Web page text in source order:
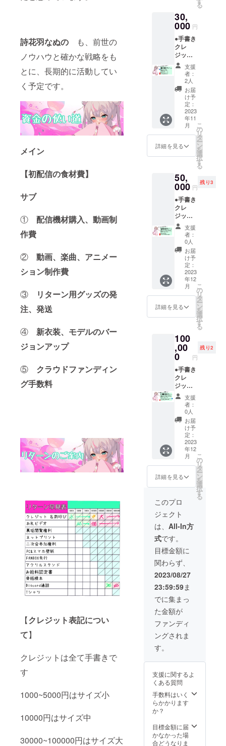
詩花羽なぬの
も、前世の
ノウハウと確かな戦略をも
とに、長期的に活動してい
く予定です。
メイン
【初配信の食材費】
サブ
① 配信機材購入、動画制
作費
② 動画、楽曲、アニメー
ション制作費
③
リターン用グッズの発
注、発送
④ 新衣装、モデルのバー
ジョンアップ
⑤ クラウドファンディン
グ手数料
【クレジット表記につい
て】
クレジットは全て手書きで
す
1000~5000円はサイズ小
10000円はサイズ中
30000~100000円はサイズ大
のプラ
ンとな
りま
す。ご
了承下
さい。
●詩花羽
なぬの
の裏垢
閲覧権
利 鍵の
かかっ
たなぬ
ののア
カウン
す。表
のアカ
えない
個人的
なつぶ
やき
や、活
動の進
捗など
少し特
別な情
報が
ゲット
できま
す。ア
ダルト
ありま
せん。
でお礼
いたし
●お礼動
画 動画
は5分程
度で
す。 支
援額
3000~5
000円の
プラン
は共通
の内容
となっ
ており
ます。
の場
合、
10000
円以上
のプラ
ンとな
りま
す。ご
了承下
さい。
●詩花羽
なぬの
の裏垢
閲覧権
利 鍵の
たなぬ
ののア
す。表
のアカ
ウント
では言
えない
個人的
なつぶ
やき
や、活
動の進
捗など
少し特
別な情
報が
ゲット
できま
ダルト
コンテ
ありま
せん。
●立ち絵
ネット
ト 立ち
絵とロ
ゴの画
像に手
書きサ
インを
添え
て、セ
ブンイ
レブン
のコ
ピー機
で印刷
をメー
ルでお
送りし
ます。
※コピー
代が別
す。ご
了承下
を呼ば
せてい
ただき
ます。
希望さ
れるお
名前(PN
可)を備
考欄に
ご記入
くださ
い。 希
望され
ない場
合は
匿名
とご記
でお礼
いたし
●お礼動
画 動画
は5分程
度で
す。 支
援者様
ごとに
個別の
動画を
送らせ
ていた
だきま
す。
3000~5
000円プ
メッ
セージ
動画は
せん。
●詩花羽
なぬの
の裏垢
閲覧権
利 鍵の
かかっ
たなぬ
ののア
カウン
トで
す。表
のアカ
ウント
個人的
やき
や、活
捗など
少し特
別な情
報が
ゲット
す。ア
ダルト
ンツは
ありま
●立ち絵
ト 立ち
絵とロ
ゴの画
像に手
書きサ
インを
ブンイ
レブン
のコ
る
30,
000 円
●手書き
クレ
ジット
表記(大)
お名前
呼び 初
配信に
て支援
者様一
覧にお
名前を
手書き
で表記
いたし
ます。
を呼ば
せてい
ただき
ます。
希望さ
れるお
名前(PN
可)を備
考欄に
ご記入
くださ
い。 希
望され
ない場
合は
匿名
とご記
でお礼
いたし
ます。
●お礼動
画 動画
は5分程
度で
す。 支
援者様
ごとに
個別の
動画を
送らせ
ていた
だきま
す。
3000~5
000円プ
メッ
動画は
付きま
せん。
●詩花羽
なぬの
の裏垢
閲覧権
利 鍵の
たなぬ
ののア
カウン
トで
す。表
のアカ
ウント
個人的
なつぶ
やき
や、活
動の進
捗など
報が
ゲット
できま
支援
者：
2人
お届
け予
定：
2023
年11
月
詳細を見る
こ
の
リ
タ
ー
ン
を
選
択
す
る
50,
000 円
残り3
●手書き
クレ
ジット
表記(大)
お名前
呼び 初
配信に
て支援
者様一
覧にお
名前を
手書き
で表記
いたし
ます。
を呼ば
せてい
ただき
ます。
希望さ
れるお
名前(PN
可)を備
考欄に
ご記入
くださ
い。 希
望され
ない場
合は
匿名
とご記
入くだ
さい。
でお礼
いたし
ます。
●お礼動
画 動画
は5分程
度で
す。 支
援者様
ごとに
個別の
動画を
送らせ
ていた
だきま
す。
3000~5
000円プ
メッ
動画は
付きま
せん。
●詩花羽
閲覧権
利 鍵の
かかっ
支援
者：
0人
お届
け予
定：
2023
年12
月
詳細を見る
こ
の
リ
タ
ー
ン
を
選
択
す
る
100
,00
0 円
残り2
●手書き
クレ
ジット
表記(大)
お名前
呼び 初
配信に
て支援
者様一
覧にお
名前を
手書き
で表記
いたし
ます。
お名前
を呼ば
せてい
ただき
ます。
希望さ
れるお
名前(PN
可)を備
考欄に
ご記入
くださ
い。 希
望され
ない場
合は
匿名
とご記
メール
●お礼動
画 動画
は5分程
度で
ごとに
個別の
動画を
支援
者：
0人
お届
け予
定：
2023
年12
月
詳細を見る
こ
の
リ
タ
ー
ン
を
選
択
す
る
このプロ
ジェクト
は、 All-In方
式です。
目標金額に
関わらず、
2023/08/27
23:59:59ま
でに集まっ
た金額が
ファンディ
ングされま
す。
支援に関するよ
くある質問
手数料はいく
らかかります
か？
目標金額に届
かなかった場
合どうなりま